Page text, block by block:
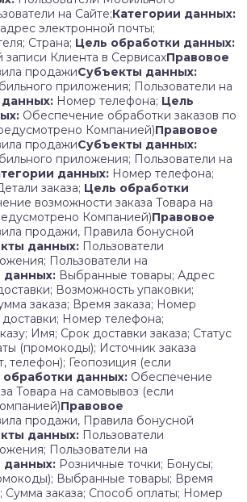
на Сайте;Категории данных:
электронной почты;
Страна; Цель обработки данных:
записи Клиента в СервисахПравовое
продажиСубъекты данных:
приложения; Пользователи на
данных: Номер телефона; Цель
Обеспечение обработки заказов по
Компанией)Правовое
продажиСубъекты данных:
приложения; Пользователи на
данных: Номер телефона;
заказа; Цель обработки
возможности заказа Товара на
Компанией)Правовое
продажи, Правила бонусной
данных: Пользователи
Пользователи на
данных: Выбранные товары; Адрес
Возможность упаковки;
заказа; Время заказа; Номер
доставки; Номер телефона;
Имя; Срок доставки заказа; Статус
(промокоды); Источник заказа
телефон); Геопозиция (если
обработки данных: Обеспечение
Товара на самовывоз (если
Правовое
продажи, Правила бонусной
данных: Пользователи
Пользователи на
данных: Розничные точки; Бонусы;
Выбранные товары; Время
Сумма заказа; Способ оплаты; Номер